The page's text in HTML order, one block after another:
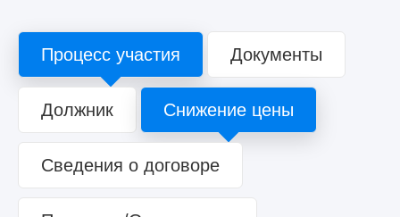
Процесс участия Документы
Должник Снижение цены
Сведения о договоре